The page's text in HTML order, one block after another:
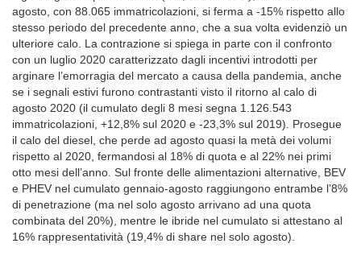
agosto, con 88.065 immatricolazioni, si ferma a -15% rispetto allo
stesso periodo del precedente anno, che a sua volta evidenziò un
ulteriore calo. La contrazione si spiega in parte con il confronto
con un luglio 2020 caratterizzato dagli incentivi introdotti per
arginare l’emorragia del mercato a causa della pandemia, anche
se i segnali estivi furono contrastanti visto il ritorno al calo di
agosto 2020 (il cumulato degli 8 mesi segna 1.126.543
immatricolazioni, +12,8% sul 2020 e -23,3% sul 2019). Prosegue
il calo del diesel, che perde ad agosto quasi la metà dei volumi
rispetto al 2020, fermandosi al 18% di quota e al 22% nei primi
otto mesi dell’anno. Sul fronte delle alimentazioni alternative, BEV
e PHEV nel cumulato gennaio-agosto raggiungono entrambe l’8%
di penetrazione (ma nel solo agosto arrivano ad una quota
combinata del 20%), mentre le ibride nel cumulato si attestano al
16% rappresentatività (19,4% di share nel solo agosto).